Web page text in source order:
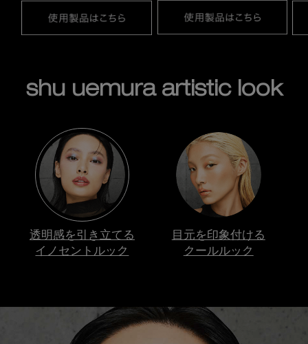
shu uemura artistic look
透明感を引き立てる
イノセントルック
目元を印象付ける
クールルック